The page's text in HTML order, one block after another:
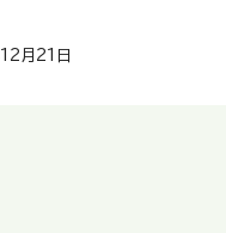
月21日